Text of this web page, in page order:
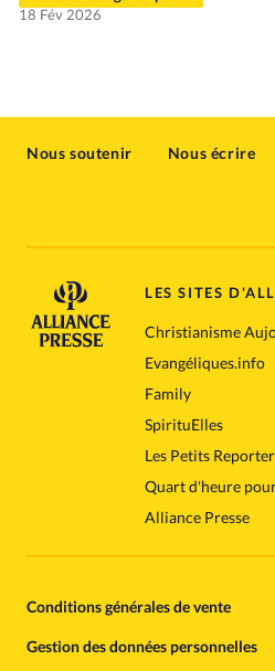
18 Fév 2026
Nous soutenir Nous écrire
LES SITES
Christianisme
Evangéliques.info
Family
SpirituElles
Les Petits
Quart d'heure
Alliance Presse
Conditions générales de vente
Gestion des données personnelles